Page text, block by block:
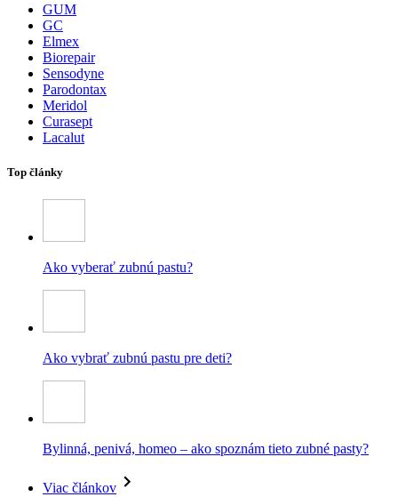
GUM
GC
Elmex
Biorepair
Sensodyne
Parodontax
Meridol
Curasept
Lacalut
Top články
Ako vyberať zubnú pastu?
Ako vybrať zubnú pastu pre deti?
Bylinná, penivá, homeo – ako spoznám tieto zubné pasty?
Viac článkov